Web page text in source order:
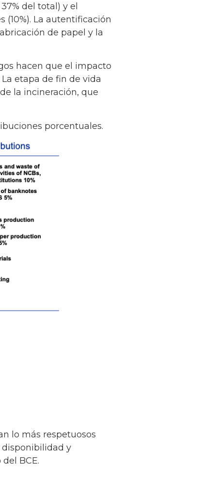
del total) y el
(10%). La autentificación
de papel y la
hacen que el impacto
etapa de fin de vida
la incineración, que
porcentuales.
lo más respetuosos
y
BCE.